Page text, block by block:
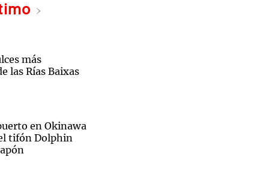
más
las Rías Baixas
en Okinawa
tifón Dolphin